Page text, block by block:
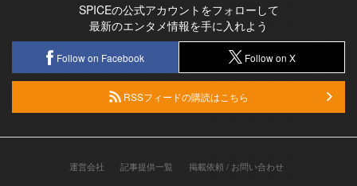
SPICEの公式アカウントをフォローして
最新のエンタメ情報を手に入れよう
Follow on Facebook Follow on X
RSSフィードの購読はこちら
運営会社 記事提供一覧
掲載依頼 / お問い合わせ